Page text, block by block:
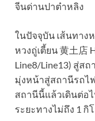
จีนด่านปาต๋าหลิง
ในปัจจุบัน เส้นทาง
หวงถู่เตี้ยน 黄土店
Line8/Line13) สู่ส
มุ่งหน้าสู่สถานีรถไ
สถานีนี้แล้วเดินต่อ
ระยะทางไม่ถึง 1 กิ